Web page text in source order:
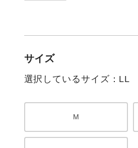
サイズ
選択しているサイズ：LL
M